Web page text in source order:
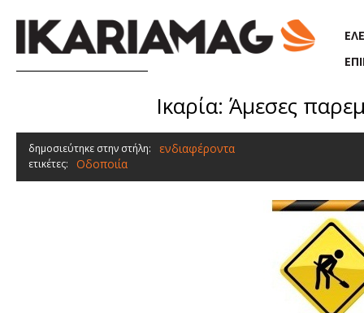
Ικαρία: Άμεσες
δημοσιεύτηκε στην στήλη: ενδιαφέροντα
ετικέτες: Οδοποιία